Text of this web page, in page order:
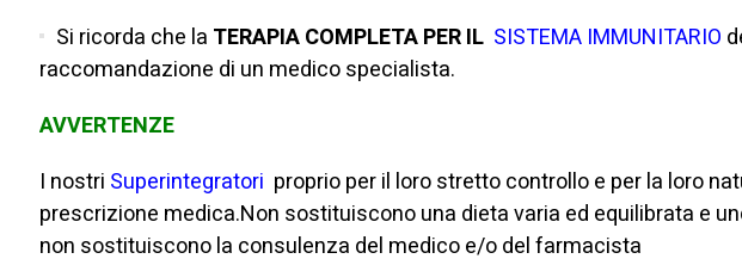
Si ricorda che la TERAPIA COMPLETA PER IL SISTEMA IMMUNITARIO
raccomandazione di un medico specialista.
AVVERTENZE
I nostri Superintegratori proprio per il loro stretto controllo e per la loro
prescrizione medica.Non sostituiscono una dieta varia ed equilibrata e
non sostituiscono la consulenza del medico e/o del farmacista